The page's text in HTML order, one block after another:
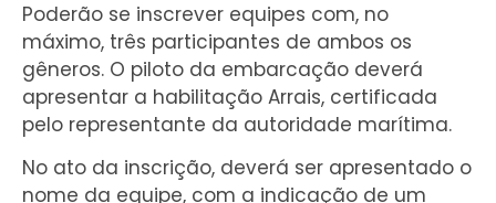
Poderão se inscrever equipes com, no
máximo, três participantes de ambos os
gêneros. O piloto da embarcação deverá
apresentar a habilitação Arrais, certificada
pelo representante da autoridade marítima.
No ato da inscrição, deverá ser apresentado o
nome da equipe, com a indicação de um